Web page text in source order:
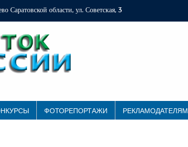
Саратовской области, ул. Советская, 3
ФОТОРЕПОРТАЖИ РЕКЛАМОДАТЕЛЯМ